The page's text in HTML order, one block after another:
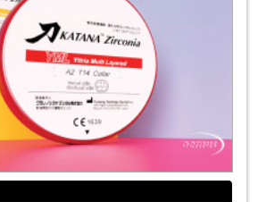
des interdisziplinären
Guido W. Hammen
im digitalen Workflow
Grube, ZTM Stephan Marzok, ZA